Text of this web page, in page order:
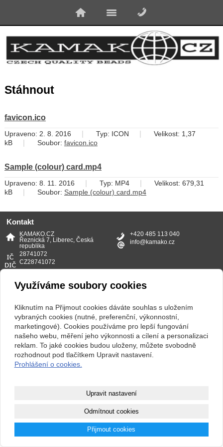
Stáhnout
favicon.ico
Upraveno: 2. 8. 2016 | Typ: ICON |
Velikost: 1,37
kB
| Soubor: favicon.ico
Sample (colour) card.mp4
Upraveno: 8. 11. 2016 | Typ: MP4 |
Velikost: 679,31
kB
| Soubor: Sample (colour) card.mp4
Kontakt
KAMAKO.CZ
Řeznická 7, Liberec, Česká
republika
28741072
CZ28741072
+420 485 113 040
info@kamako.cz
Copyright © 2026 KAMAKO.CZ
registrátora v ČR
Zobrazit klasickou verzi
Využíváme soubory cookies
Kliknutím na Přijmout cookies dáváte souhlas s uložením
vybraných cookies (nutné, preferenční, výkonnostní,
marketingové). Cookies používáme pro lepší fungování
našeho webu, měření jeho výkonnosti a cílení a personalizaci
reklam. To jaké cookies budou uloženy, můžete svobodně
rozhodnout pod tlačítkem Upravit nastavení.
Prohlášení o cookies.
Upravit nastavení
Odmítnout cookies
Přijmout cookies